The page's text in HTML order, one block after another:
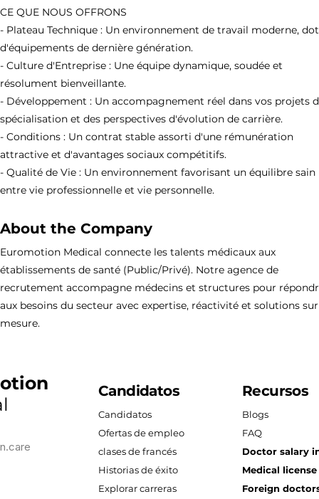
CE QUE NOUS OFFRONS
- Plateau Technique : Un environnement de travail moderne,
d'équipements de dernière génération.
- Culture d'Entreprise : Une équipe dynamique, soudée et
résolument bienveillante.
- Développement : Un accompagnement réel dans vos projets
spécialisation et des perspectives d'évolution de carrière.
- Conditions : Un contrat stable assorti d'une rémunération
attractive et d'avantages sociaux compétitifs.
- Qualité de Vie : Un environnement favorisant un équilibre sain
entre vie professionnelle et vie personnelle.
About the Company
Euromotion Medical connecte les talents médicaux aux
établissements de santé (Public/Privé). Notre agence de
recrutement accompagne médecins et structures pour
aux besoins du secteur avec expertise, réactivité et solutions sur
mesure.
Candidatos
Candidatos
Ofertas de empleo
clases de francés
Historias de éxito
Explorar carreras
Recursos
Blogs
FAQ
Doctor salary
Medical
Foreign